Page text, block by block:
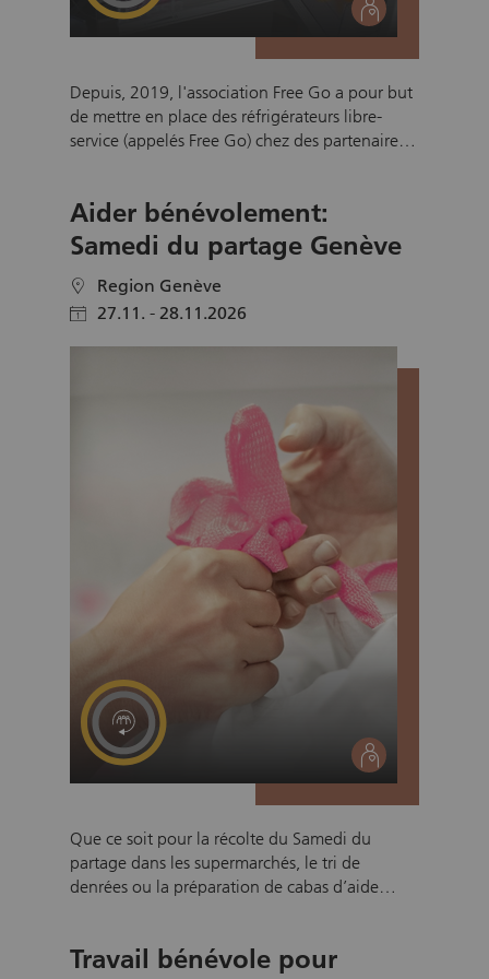
social
Depuis, 2019, l'association Free Go a pour but
de mettre en place des réfrigérateurs libre-
service (appelés Free Go) chez des partenaires
L'association a évolué mais manque
cruellement de bénévoles sérieux. L'objectif est
de trouver des bénévoles dans les régions où se
trouvent les Free Go afin de contribuer à la
lutte contre le gaspillage alimentaire et de faire
Aider bénévolement:
Samedi du partage Genève
location Region Genève
calendar 27.11. - 28.11.2026
social
Que ce soit pour la récolte du Samedi du
partage dans les supermarchés, le tri de
denrées ou la préparation de cabas d’aide
serait impossible à accomplir. Le Samedi du
Travail bénévole pour